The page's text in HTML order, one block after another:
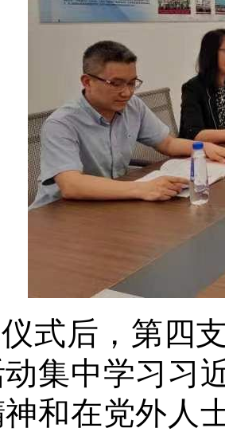
式后，第四
集中学习习
和在党外人